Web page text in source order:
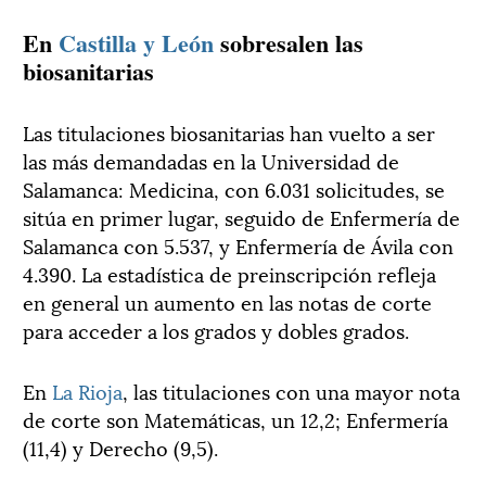
En Castilla y Leónsobresalen las
biosanitarias
Las titulaciones biosanitarias han vuelto a ser
las más demandadas en la Universidad de
Salamanca: Medicina, con 6.031 solicitudes, se
sitúa en primer lugar, seguido de Enfermería de
Salamanca con 5.537, y Enfermería de Ávila con
4.390. La estadística de preinscripción refleja
en general un aumento en las notas de corte
para acceder a los grados y dobles grados.
En La Rioja, las titulaciones con una mayor nota
de corte son Matemáticas, un 12,2; Enfermería
(11,4) y Derecho (9,5).